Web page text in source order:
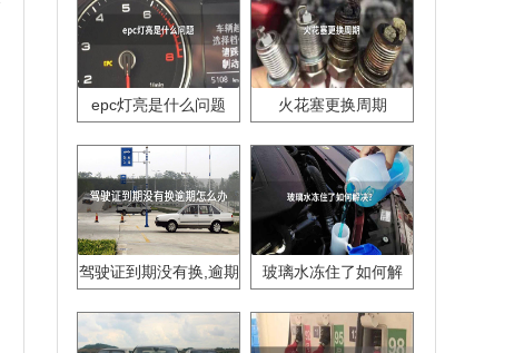
epc灯亮是什么问题 火花塞更换周期
驾驶证到期没有换,逾期
玻璃水冻住了如何解